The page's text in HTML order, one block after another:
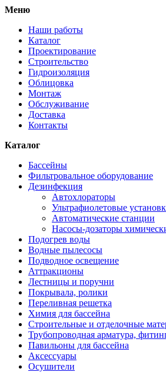
Меню
Наши работы
Каталог
Проектирование
Строительство
Гидроизоляция
Облицовка
Монтаж
Обслуживание
Доставка
Контакты
Каталог
Бассейны
Фильтровальное оборудование
Дезинфекция
Автохлораторы
Ультрафиолетовые
Автоматические станции
Насосы-дозаторы
Подогрев воды
Водные пылесосы
Подводное освещение
Аттракционы
Лестницы и поручни
Покрывала, ролики
Переливная решетка
Химия для бассейна
Строительные и отделочные
Трубопроводная арматура,
Павильоны для бассейна
Аксессуары
Осушители